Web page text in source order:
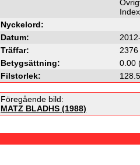
Nyckelord:
Datum:
Träffar:
2376
Betygsättning:
0.00
Filstorlek:
Föregående bild:
MATZ BLADHS (1988)